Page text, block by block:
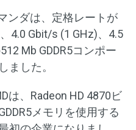
ンダは、定格レートが
4.0 Gbit/s (1 GHz)、4.5
Mb GDDR5コンポー
ました。
は、Radeon HD 4870ビ
メモリを使用する